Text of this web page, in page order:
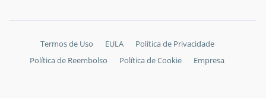
Termos de Uso EULA
Política de Privacidade
Política de Reembolso
Política de Cookie Empresa